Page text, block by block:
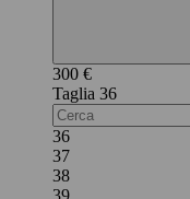
300 €
36
36
37
38
39